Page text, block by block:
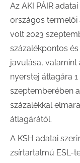
Az AKI PÁIR
országos
volt 2023
százalékpontos
javulása, valamint
nyerstej átlagára
szeptemberében
százalékkal
átlagárától.
A KSH adatai
zsírtartalmú ESL-